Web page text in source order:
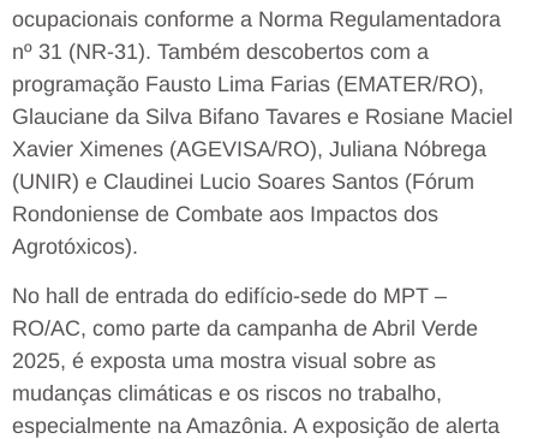
ocupacionais conforme a Norma Regulamentadora
nº 31 (NR-31). Também descobertos com a
programação Fausto Lima Farias (EMATER/RO),
Glauciane da Silva Bifano Tavares e Rosiane Maciel
Xavier Ximenes (AGEVISA/RO), Juliana Nóbrega
(UNIR) e Claudinei Lucio Soares Santos (Fórum
Rondoniense de Combate aos Impactos dos
Agrotóxicos).
No hall de entrada do edifício-sede do MPT –
RO/AC, como parte da campanha de Abril Verde
2025, é exposta uma mostra visual sobre as
mudanças climáticas e os riscos no trabalho,
especialmente na Amazônia. A exposição de alerta